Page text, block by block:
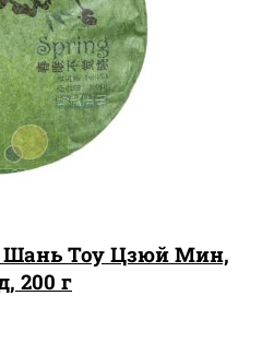
Шань Тоу Цзюй Мин,
200 г